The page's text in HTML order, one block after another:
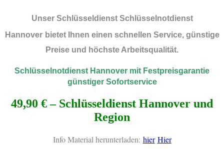
Unser Schlüsseldienst Schlüsselnotdienst
Hannover bietet Ihnen einen schnellen Service, günstige
Preise und höchste Arbeitsqualität.
Schlüsselnotdienst Hannover mit Festpreisgarantie
günstiger Sofortservice
49,90 € – Schlüsseldienst Hannover und
Region
Info Material herunterladen: hier Hier